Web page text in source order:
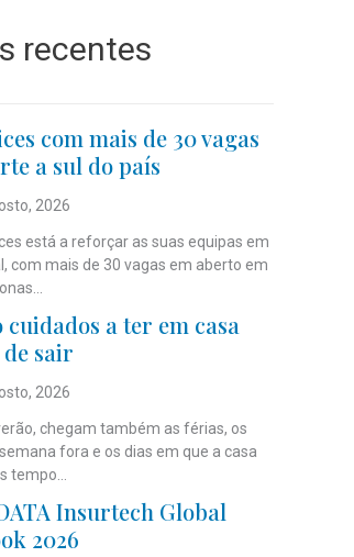
recentes
com mais de 30 vagas
a sul do país
2026
está a reforçar as suas equipas em
com mais de 30 vagas em aberto em
cuidados a ter em casa
sair
2026
chegam também as férias, os
fora e os dias em que a casa
tempo...
Insurtech Global
2026